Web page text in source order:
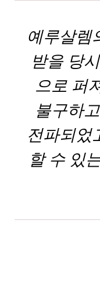
예루살렘
받을 당
으로 퍼
불구하
전파되었
할 수 있